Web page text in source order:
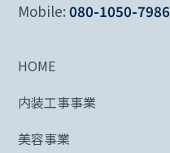
Mobile: 080-1050-7986
HOME
内装工事事業
美容事業